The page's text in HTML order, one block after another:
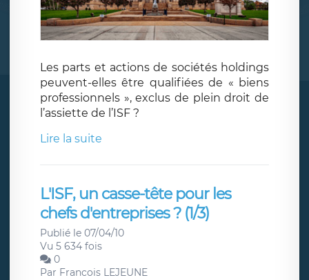
Les parts et actions de sociétés holdings
peuvent-elles être qualifiées de « biens
professionnels », exclus de plein droit de
l’assiette de l’ISF ?
Lire la suite
L'ISF, un casse-tête pour les
chefs d'entreprises ? (1/3)
Publié le 07/04/10
Vu 5 634 fois
0
Par Francois LEJEUNE